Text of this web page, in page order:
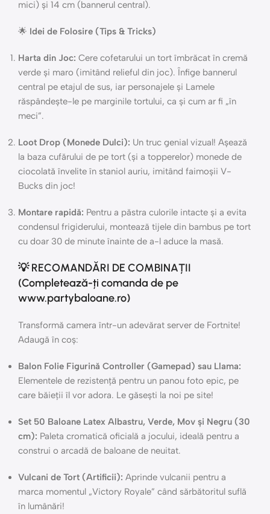
mici) și 14 cm (bannerul central).
🌟 Idei de Folosire (Tips & Tricks)
Harta din Joc: Cere cofetarului un tort îmbrăcat în cremă
verde și maro (imitând relieful din joc). Înfige bannerul
central pe etajul de sus, iar personajele și Lamele
răspândește-le pe marginile tortului, ca și cum ar fi „în
meci”.
Loot Drop (Monede Dulci): Un truc genial vizual! Așează
la baza cufărului de pe tort (și a topperelor) monede de
ciocolată învelite în staniol auriu, imitând faimoșii V-
Bucks din joc!
Montare rapidă: Pentru a păstra culorile intacte și a evita
condensul frigiderului, montează tijele din bambus pe tort
cu doar 30 de minute înainte de a-l aduce la masă.
💡 RECOMANDĂRI DE COMBINAȚII
(Completează-ți comanda de pe
www.partybaloane.ro)
Transformă camera într-un adevărat server de Fortnite!
Adaugă în coș:
Balon Folie Figurină Controller (Gamepad) sau Llama:
Elementele de rezistență pentru un panou foto epic, pe
care băieții îl vor adora. Le găsești la noi pe site!
Set 50 Baloane Latex Albastru, Verde, Mov și Negru (30
cm): Paleta cromatică oficială a jocului, ideală pentru a
construi o arcadă de baloane de neuitat.
Vulcani de Tort (Artificii): Aprinde vulcanii pentru a
marca momentul „Victory Royale” când sărbătoritul suflă
în lumânări!